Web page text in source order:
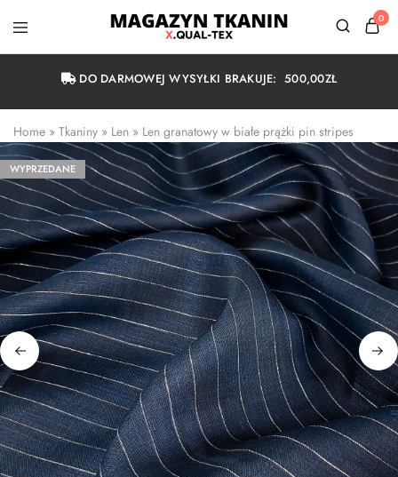
Magazyn
Warszawa
0
DO DARMOWEJ WYSYŁKI BRAKUJE:500,00ZŁ
Home » Tkaniny » Len » Len granatowy w białe prążki pin stripes
WYPRZEDANE